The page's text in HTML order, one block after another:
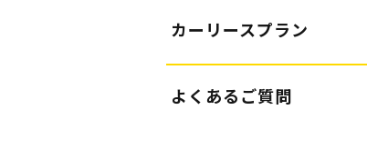
カーリースプラン
よくあるご質問